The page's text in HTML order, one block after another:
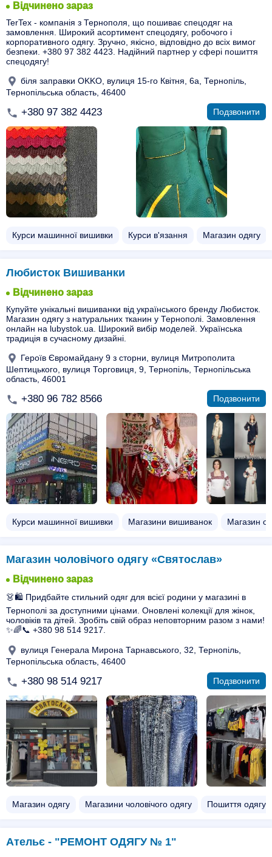
Відчинено зараз
TerTex - компанія з Тернополя, що пошиває спецодяг на
замовлення. Широкий асортимент спецодягу, робочого і
корпоративного одягу. Зручно, якісно, відповідно до всіх вимог
безпеки. +380 97 382 4423. Надійний партнер у сфері пошиття
спецодягу!
біля заправки OKKO, вулиця 15-го Квітня, 6а, Тернопіль,
Тернопільська область, 46400
+380 97 382 4423 Подзвонити
Курси машинної вишивки Курси в'язання Магазин одягу
Любисток Вишиванки
Відчинено зараз
Купуйте унікальні вишиванки від українського бренду Любисток.
Магазин одягу з натуральних тканин у Тернополі. Замовлення
онлайн на lubystok.ua. Широкий вибір моделей. Українська
традиція в сучасному дизайні.
Героїв Євромайдану 9 з сторни, вулиця Митрополита
Шептицького, вулиця Торговиця, 9, Тернопіль, Тернопільська
область, 46001
+380 96 782 8566 Подзвонити
Курси машинної вишивки Магазини вишиванок Магазин
Магазин чоловічого одягу «Святослав»
Відчинено зараз
👗🛍️ Придбайте стильний одяг для всієї родини у магазині в
Тернополі за доступними цінами. Оновлені колекції для жінок,
чоловіків та дітей. Зробіть свій образ неповторним разом з нами!
✨🌈📞 +380 98 514 9217.
вулиця Генерала Мирона Тарнавського, 32, Тернопіль,
Тернопільська область, 46400
+380 98 514 9217 Подзвонити
Магазин одягу Магазини чоловічого одягу Пошиття одягу
Ательє - "РЕМОНТ ОДЯГУ № 1"